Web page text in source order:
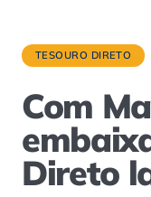
TESOURO DIRETO
Com
Direto